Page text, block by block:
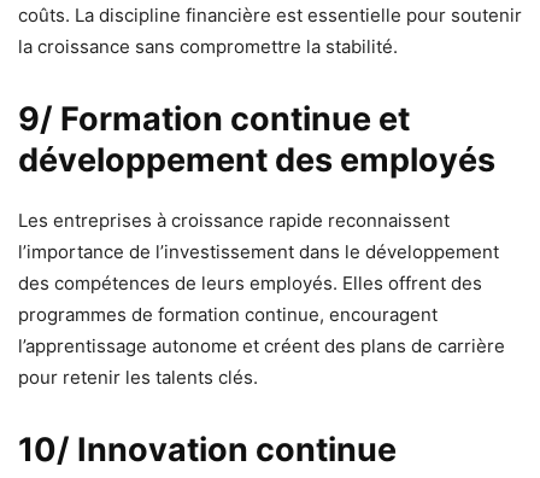
coûts. La discipline financière est essentielle pour soutenir
la croissance sans compromettre la stabilité.
9/ Formation continue et
développement des employés
Les entreprises à croissance rapide reconnaissent
l’importance de l’investissement dans le développement
des compétences de leurs employés. Elles offrent des
programmes de formation continue, encouragent
l’apprentissage autonome et créent des plans de carrière
pour retenir les talents clés.
10/ Innovation continue